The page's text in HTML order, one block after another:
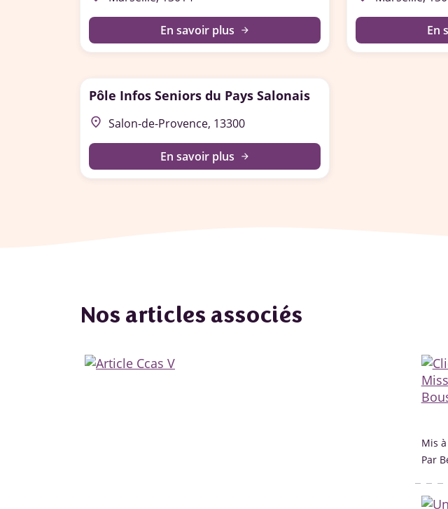
En savoir plus arrow_forward En
Pôle Infos Seniors du Pays Salonais
place Salon-de-Provence, 13300
En savoir plus arrow_forward
Nos articles associés
Mis
Par